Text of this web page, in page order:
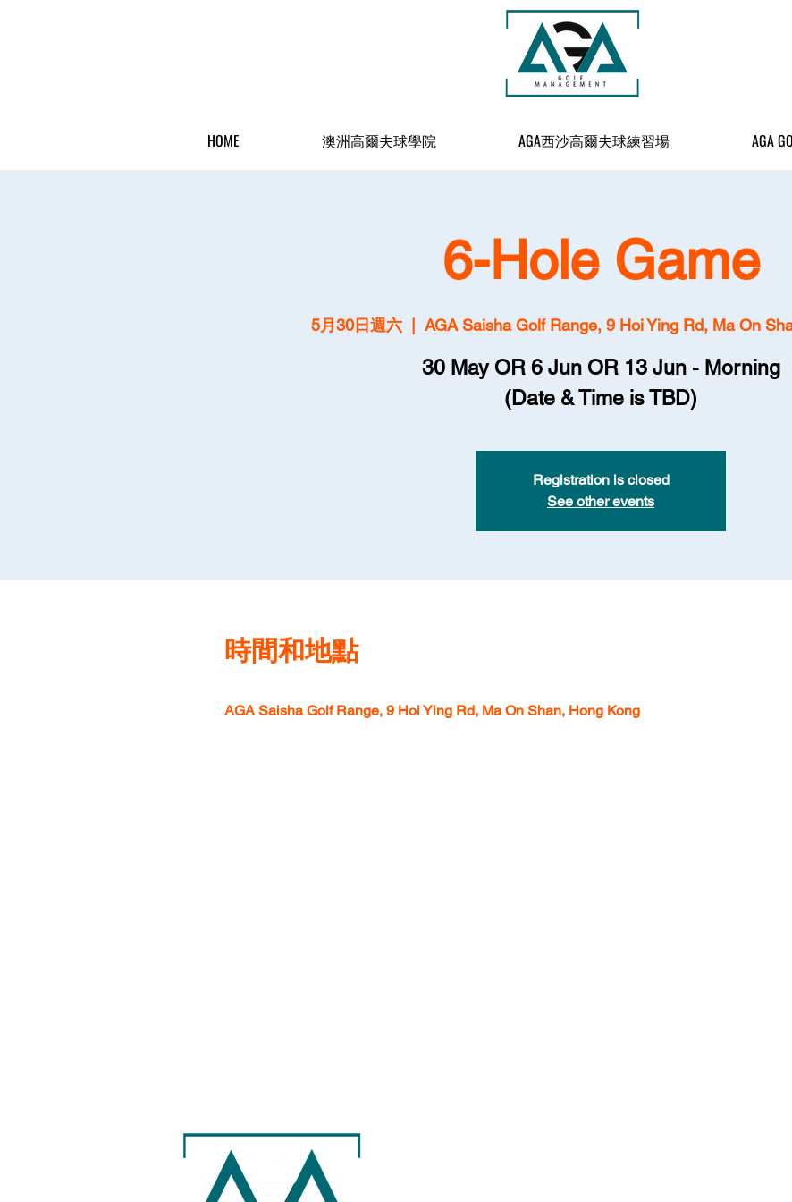
HOME 澳洲高爾夫球學院 AGA西沙高爾夫球練習場 AGA
6-Hole Game
5月30日週六
  |
AGA Saisha Golf Range, 9 Hoi Ying Rd, Ma On
30 May OR 6 Jun OR 13 Jun - Morning
(Date & Time is TBD)
Registration is closed
See other events
時間和地點
AGA Saisha Golf Range, 9 Hoi Ying Rd, Ma On Shan, Hong Kong